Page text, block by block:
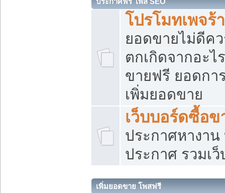
โปรโมทเพจร้
ยอดขายไม่ดีค
ตกเกิดจากอะไ
ขายฟรี ยอดกา
เพิ่มยอดขาย
เว็บบอร์ดซื้อข
ประกาศหางาน
ประกาศ รวมเ
เพิ่มยอดขาย โพสฟรี